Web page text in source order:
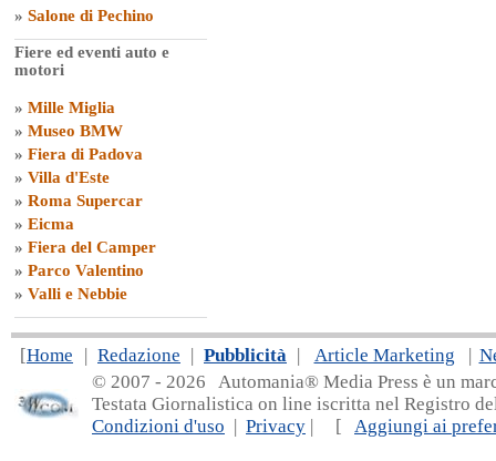
» Salone di Pechino
Fiere ed eventi auto e
motori
» Mille Miglia
» Museo BMW
» Fiera di Padova
» Villa d'Este
» Roma Supercar
» Eicma
» Fiera del Camper
» Parco Valentino
» Valli e Nebbie
[Home | Redazione | Pubblicità | Article Marketing |
© 2007 - 2026 Automania® Media Press è un
Testata Giornalistica on line iscritta nel Registro
Condizioni d'uso | Privacy | [ Aggiungi ai